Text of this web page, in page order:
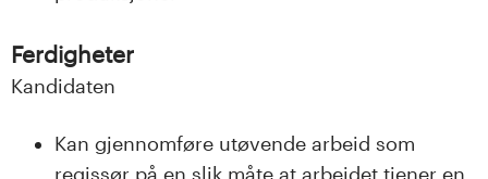
Ferdigheter
Kandidaten
Kan gjennomføre utøvende arbeid som
regissør på en slik måte at arbeidet tjener en